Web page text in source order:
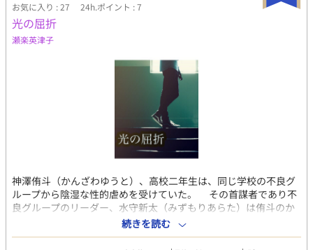
お気に入り : 27 24h.ポイント : 7
光の屈折
瀬楽英津子
神澤侑斗（かんざわゆうと）、高校二年生は、同じ学校の不良グ
ループから陰湿な性的虐めを受けていた。 その首謀者であり不
良グループのリーダー、水守新太（みずもりあらた）は侑斗のか
つての幼馴染み。 久しぶりに再開した幼馴染に理由もなく虐め
られ侑斗は困惑するが、新太はそんな侑斗を容赦なく追い詰め
続きを読む